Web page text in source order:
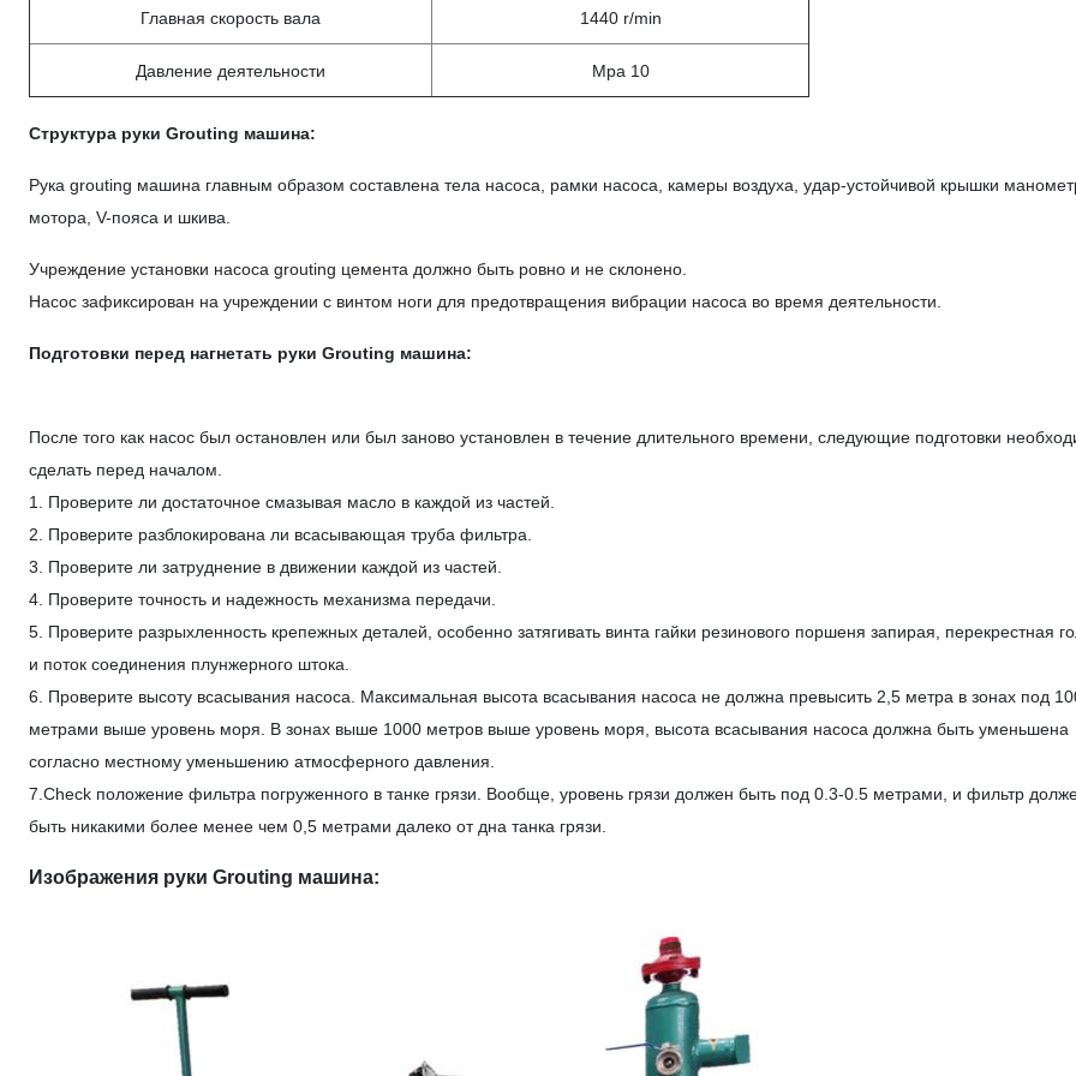
Главная скорость вала 1440 r/min
Давление деятельности Mpa 10
Структура руки Grouting машина:
Рука grouting машина главным образом составлена тела насоса, рамки насоса, камеры воздуха, удар-устойчивой крышки
мотора, V-пояса и шкива.
Учреждение установки насоса grouting цемента должно быть ровно и не склонено.
Насос зафиксирован на учреждении с винтом ноги для предотвращения вибрации насоса во время деятельности.
Подготовки перед нагнетать руки Grouting машина:
После того как насос был остановлен или был заново установлен в течение длительного времени, следующие подготовки
сделать перед началом.
1. Проверите ли достаточное смазывая масло в каждой из частей.
2. Проверите разблокирована ли всасывающая труба фильтра.
3. Проверите ли затруднение в движении каждой из частей.
4. Проверите точность и надежность механизма передачи.
5. Проверите разрыхленность крепежных деталей, особенно затягивать винта гайки резинового поршеня запирая, перекрестная
и поток соединения плунжерного штока.
6. Проверите высоту всасывания насоса. Максимальная высота всасывания насоса не должна превысить 2,5 метра в зонах под
метрами выше уровень моря. В зонах выше 1000 метров выше уровень моря, высота всасывания насоса должна быть уменьшена
согласно местному уменьшению атмосферного давления.
7.Check положение фильтра погруженного в танке грязи. Вообще, уровень грязи должен быть под 0.3-0.5 метрами, и фильтр
быть никакими более менее чем 0,5 метрами далеко от дна танка грязи.
Изображения руки Grouting машина: